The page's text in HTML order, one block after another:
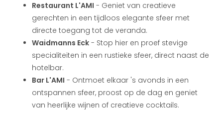
Restaurant L'AMI - Geniet van creatieve
gerechten in een tijdloos elegante sfeer met
directe toegang tot de veranda.
Waidmanns Eck - Stop hier en proef stevige
specialiteiten in een rustieke sfeer, direct naast de
hotelbar.
Bar L'AMI - Ontmoet elkaar 's avonds in een
ontspannen sfeer, proost op de dag en geniet
van heerlijke wijnen of creatieve cocktails.